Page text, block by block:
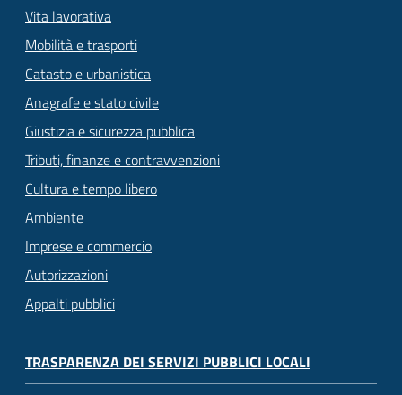
Vita lavorativa
Mobilità e trasporti
Catasto e urbanistica
Anagrafe e stato civile
Giustizia e sicurezza pubblica
Tributi, finanze e contravvenzioni
Cultura e tempo libero
Ambiente
Imprese e commercio
Autorizzazioni
Appalti pubblici
TRASPARENZA DEI SERVIZI PUBBLICI LOCALI